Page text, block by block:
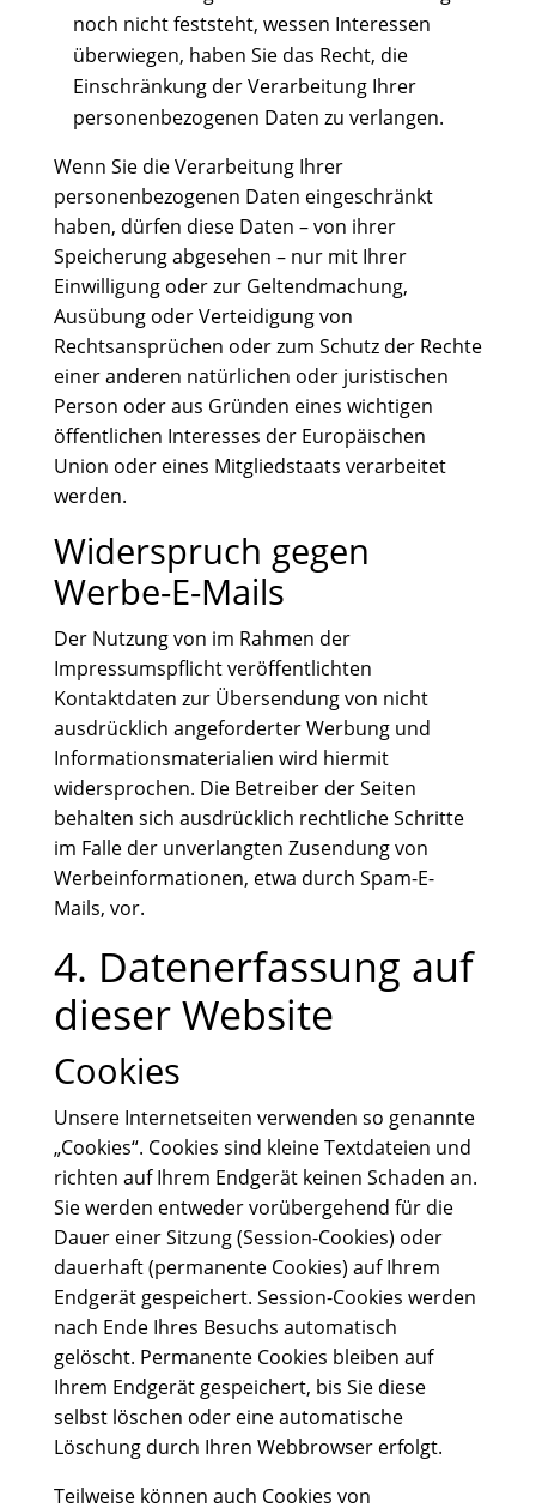
noch nicht feststeht, wessen Interessen
überwiegen, haben Sie das Recht, die
Einschränkung der Verarbeitung Ihrer
personenbezogenen Daten zu verlangen.
Wenn Sie die Verarbeitung Ihrer
personenbezogenen Daten eingeschränkt
haben, dürfen diese Daten – von ihrer
Speicherung abgesehen – nur mit Ihrer
Einwilligung oder zur Geltendmachung,
Ausübung oder Verteidigung von
Rechtsansprüchen oder zum Schutz der Rechte
einer anderen natürlichen oder juristischen
Person oder aus Gründen eines wichtigen
öffentlichen Interesses der Europäischen
Union oder eines Mitgliedstaats verarbeitet
werden.
Widerspruch gegen
Werbe-E-Mails
Der Nutzung von im Rahmen der
Impressumspflicht veröffentlichten
Kontaktdaten zur Übersendung von nicht
ausdrücklich angeforderter Werbung und
Informationsmaterialien wird hiermit
widersprochen. Die Betreiber der Seiten
behalten sich ausdrücklich rechtliche Schritte
im Falle der unverlangten Zusendung von
Werbeinformationen, etwa durch Spam-E-
Mails, vor.
4. Datenerfassung auf
dieser Website
Cookies
Unsere Internetseiten verwenden so genannte
„Cookies“. Cookies sind kleine Textdateien und
richten auf Ihrem Endgerät keinen Schaden an.
Sie werden entweder vorübergehend für die
Dauer einer Sitzung (Session-Cookies) oder
dauerhaft (permanente Cookies) auf Ihrem
Endgerät gespeichert. Session-Cookies werden
nach Ende Ihres Besuchs automatisch
gelöscht. Permanente Cookies bleiben auf
Ihrem Endgerät gespeichert, bis Sie diese
selbst löschen oder eine automatische
Löschung durch Ihren Webbrowser erfolgt.
Teilweise können auch Cookies von